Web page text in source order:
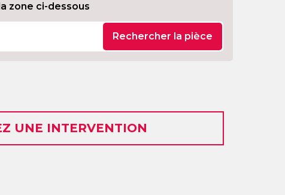
zone ci-dessous
Rechercher la pièce
UNE INTERVENTION